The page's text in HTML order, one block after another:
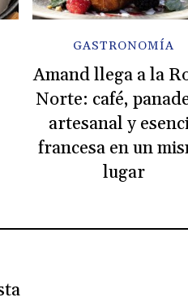
GASTRONOMÍA
Amand llega a la
Norte: café,
artesanal y
francesa en un
lugar